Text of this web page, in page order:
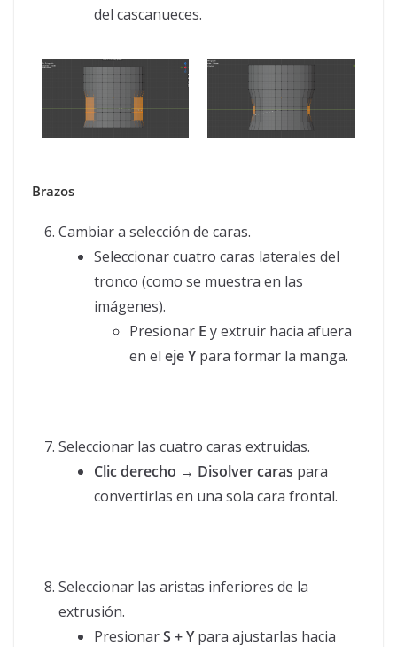
del cascanueces.
Brazos
Cambiar a selección de caras.
Seleccionar cuatro caras laterales del
tronco (como se muestra en las
imágenes).
Presionar E y extruir hacia afuera
en el eje Ypara formar la manga.
Seleccionar las cuatro caras extruidas.
Clic derecho → Disolver caras para
convertirlas en una sola cara frontal.
Seleccionar las aristas inferiores de la
extrusión.
PresionarS + Ypara ajustarlas hacia